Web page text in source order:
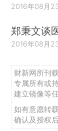
2016年08月
郑秉文谈
2016年08月
财新网所刊
专属所有或
建立镜像等
如有意愿转
确认及授权